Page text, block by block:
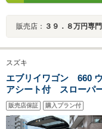
販売店： ３９．８万円専
スズキ
エブリイワゴン 660
アシート付 スローパ
販売店保証 購入プラン付